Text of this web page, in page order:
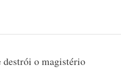
destrói o magistério